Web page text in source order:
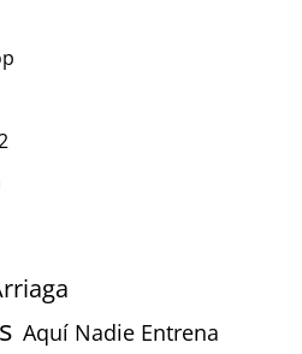
Aquí Nadie Entrena